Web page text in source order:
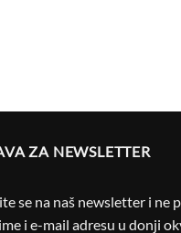
ZA NEWSLETTER
se na naš newsletter i ne
i e-mail adresu u donji